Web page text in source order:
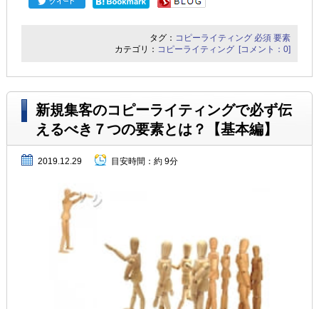
タグ： コピーライティング 必須 要素
カテゴリ： コピーライティング [コメント：0]
新規集客のコピーライティングで必ず伝
えるべき７つの要素とは？【基本編】
2019.12.29 目安時間： 約 9分